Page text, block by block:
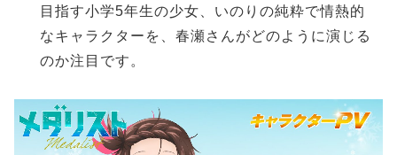
目指す小学5年生の少女、いのりの純粋で情熱的
なキャラクターを、春瀬さんがどのように演じる
のか注目です。